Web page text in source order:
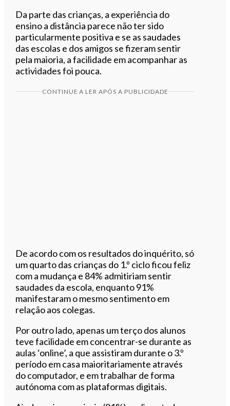
Da parte das crianças, a experiência do
ensino a distância parece não ter sido
particularmente positiva e se as saudades
das escolas e dos amigos se fizeram sentir
pela maioria, a facilidade em acompanhar as
actividades foi pouca.
CONTINUE A LER APÓS A PUBLICIDADE
De acordo com os resultados do inquérito, só
um quarto das crianças do 1.º ciclo ficou feliz
com a mudança e 84% admitiriam sentir
saudades da escola, enquanto 91%
manifestaram o mesmo sentimento em
relação aos colegas.
Por outro lado, apenas um terço dos alunos
teve facilidade em concentrar-se durante as
aulas ‘online’, a que assistiram durante o 3.º
período em casa maioritariamente através
do computador, e em trabalhar de forma
autónoma com as plataformas digitais.